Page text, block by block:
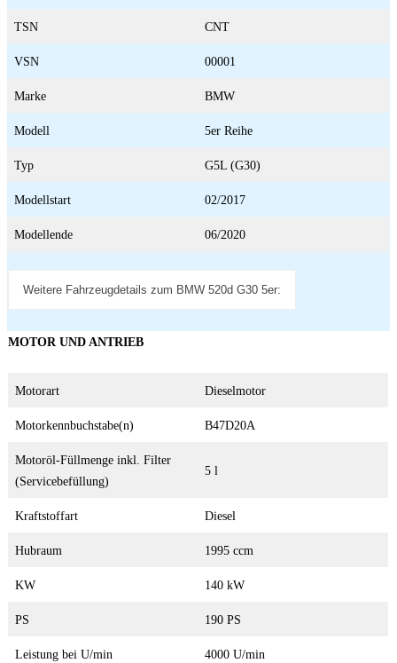
TSN CNT
VSN 00001
Marke BMW
Modell 5er Reihe
Typ G5L (G30)
Modellstart 02/2017
Modellende 06/2020
Weitere Fahrzeugdetails zum BMW 520d G30 5er:
MOTOR UND ANTRIEB
Motorart Dieselmotor
Motorkennbuchstabe(n) B47D20A
Motoröl-Füllmenge inkl. Filter
(Servicebefüllung)
5 l
Kraftstoffart Diesel
Hubraum 1995 ccm
KW 140 kW
PS 190 PS
Leistung bei U/min 4000 U/min